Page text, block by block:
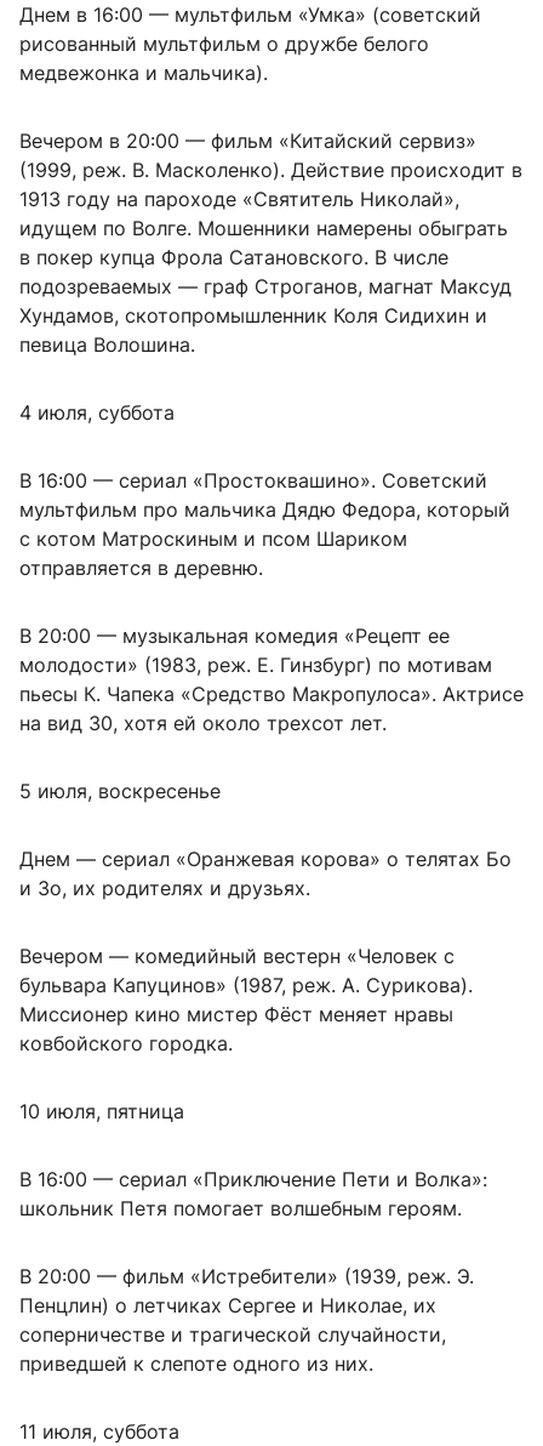
Днем в 16:00 — мультфильм «Умка» (советский
рисованный мультфильм о дружбе белого
медвежонка и мальчика).
Вечером в 20:00 — фильм «Китайский сервиз»
(1999, реж. В. Масколенко). Действие происходит в
1913 году на пароходе «Святитель Николай»,
идущем по Волге. Мошенники намерены обыграть
в покер купца Фрола Сатановского. В числе
подозреваемых — граф Строганов, магнат Максуд
Хундамов, скотопромышленник Коля Сидихин и
певица Волошина.
4 июля, суббота
В 16:00 — сериал «Простоквашино». Советский
мультфильм про мальчика Дядю Федора, который
с котом Матроскиным и псом Шариком
отправляется в деревню.
В 20:00 — музыкальная комедия «Рецепт ее
молодости» (1983, реж. Е. Гинзбург) по мотивам
пьесы К. Чапека «Средство Макропулоса». Актрисе
на вид 30, хотя ей около трехсот лет.
5 июля, воскресенье
Днем — сериал «Оранжевая корова» о телятах Бо
и Зо, их родителях и друзьях.
Вечером — комедийный вестерн «Человек с
бульвара Капуцинов» (1987, реж. А. Сурикова).
Миссионер кино мистер Фёст меняет нравы
ковбойского городка.
10 июля, пятница
В 16:00 — сериал «Приключение Пети и Волка»:
школьник Петя помогает волшебным героям.
В 20:00 — фильм «Истребители» (1939, реж. Э.
Пенцлин) о летчиках Сергее и Николае, их
соперничестве и трагической случайности,
приведшей к слепоте одного из них.
11 июля, суббота